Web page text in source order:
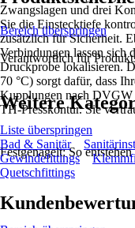
Zwangslagen und drei
Sie die Einstecktiefe
zusätzlich für Sicherheit.
Verbindungen lassen sich
Druckprobe lokalisieren.
70 °C) sorgt dafür, dass
Kupplungen nach
TH-Presskontur. Sie
Festgenagelt: So
Bereich überspringen
Verantwortlich für
Weitere
Liste überspringen
Bad & Sanitär
Gewindefittings
Quetschfittings